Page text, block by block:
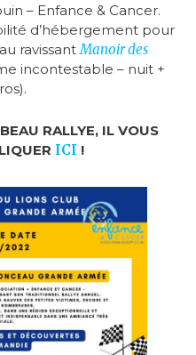
– Enfance & Cancer.
d’hébergement pour
ravissantManoir des
incontestable – nuit +
RALLYE, IL VOUS
ICI !